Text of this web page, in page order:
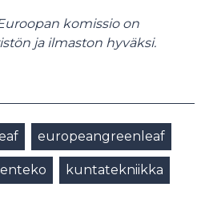
komissio on
ja ilmaston hyväksi.
europeangreenleaf
kuntatekniikka